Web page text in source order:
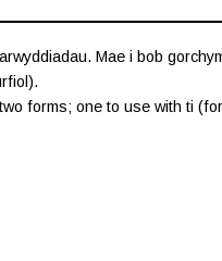
Mae i bob
forms; one to use with ti